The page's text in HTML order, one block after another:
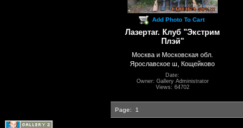
Add Photo To Cart
Лазертаг. Клуб "Экстрим
Плэй"
Москва и Московская обл.
Ярославское ш, Кощейково
Date:
Owner: Gallery Administrator
Views: 64702
Page: 1